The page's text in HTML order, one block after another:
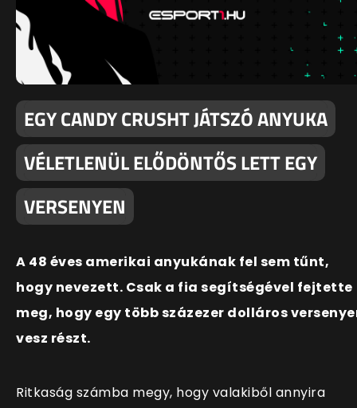
EGY CANDY CRUSHT JÁTSZÓ ANYUKA
VÉLETLENÜL ELŐDÖNTŐS LETT EGY
VERSENYEN
A 48 éves amerikai anyukának fel sem tűnt,
hogy nevezett. Csak a fia segítségével fejtette
meg, hogy egy több százezer dolláros
vesz részt.
Ritkaság számba megy, hogy valakiből annyira